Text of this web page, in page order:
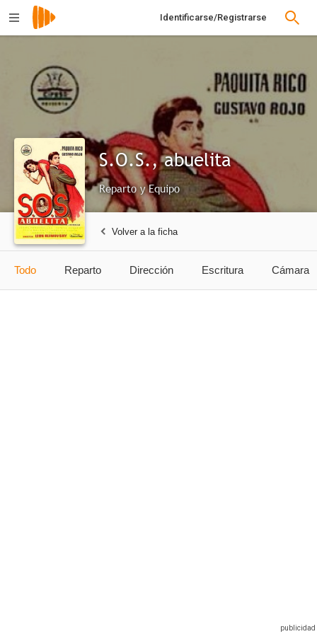
Identificarse/Registrarse
S.O.S., abuelita
Reparto y Equipo
Volver a la ficha
Todo Reparto Dirección Escritura Cámara